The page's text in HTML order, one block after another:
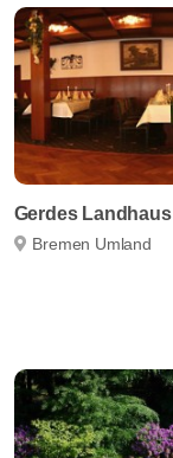
Gerdes Landhaus
Bremen Umland